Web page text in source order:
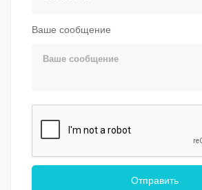
Ваше сообщение
Отправить